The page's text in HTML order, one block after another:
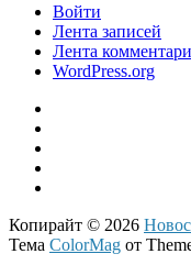
Войти
Лента записей
Лента
WordPress.org
Копирайт © 2026
Тема ColorMag от